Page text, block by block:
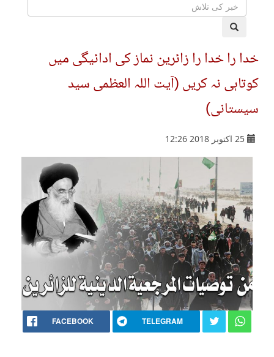
خدا را خدا را زائرین نماز کی ادائیگی میں
کوتاہی نہ کریں (آیت اللہ العظمی سید
سیستانی)
25 اکتوبر 2018 12:26
FACEBOOK TELEGRAM